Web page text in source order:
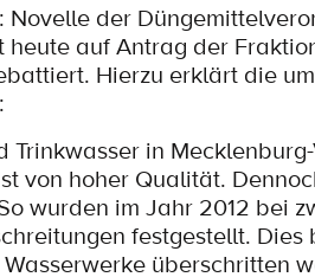
Novelle der
heute auf Antrag der
Hierzu erklärt die
Trinkwasser in
von hoher Qualität.
wurden im Jahr 2012 bei
festgestellt.
überschritten